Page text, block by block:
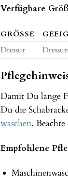
Verfügbare
GRÖSSE
Dressur
Damit Du lange
Du die
waschen.
Empfohlene